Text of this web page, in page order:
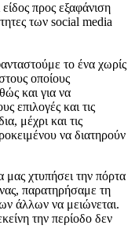
είδος προς εξαφάνιση
των social media
το ένα χωρίς
οποίους
και για να
επιλογές και τις
μέχρι και τις
να διατηρούν
μας χτυπήσει την πόρτα
παρατηρήσαμε τη
άλλων να μειώνεται.
την περίοδο δεν